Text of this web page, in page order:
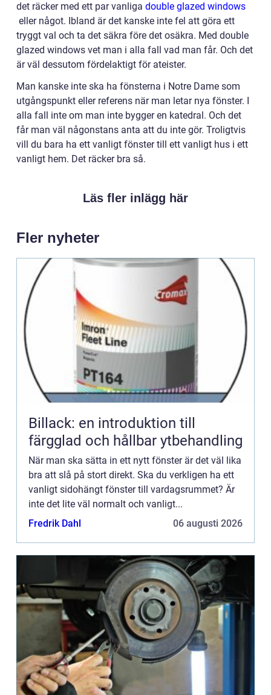
det räcker med ett par vanliga double glazed windows
eller något. Ibland är det kanske inte fel att göra ett
tryggt val och ta det säkra före det osäkra. Med double
glazed windows vet man i alla fall vad man får. Och det
är väl dessutom fördelaktigt för ateister.
Man kanske inte ska ha fönsterna i Notre Dame som
utgångspunkt eller referens när man letar nya fönster. I
alla fall inte om man inte bygger en katedral. Och det
får man väl någonstans anta att du inte gör. Troligtvis
vill du bara ha ett vanligt fönster till ett vanligt hus i ett
vanligt hem. Det räcker bra så.
Läs fler inlägg här
Fler nyheter
Billack: en introduktion till
färgglad och hållbar ytbehandling
När man ska sätta in ett nytt fönster är det väl lika
bra att slå på stort direkt. Ska du verkligen ha ett
vanligt sidohängt fönster till vardagsrummet? Är
inte det lite väl normalt och vanligt...
Fredrik Dahl
06 augusti 2026